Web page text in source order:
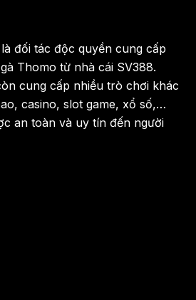
đối tác độc quyền cung cấp
Thomo từ nhà cái SV388.
cung cấp nhiều trò chơi khác
casino, slot game, xổ số,…
an toàn và uy tín đến người